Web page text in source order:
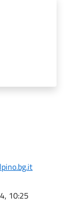
10:25